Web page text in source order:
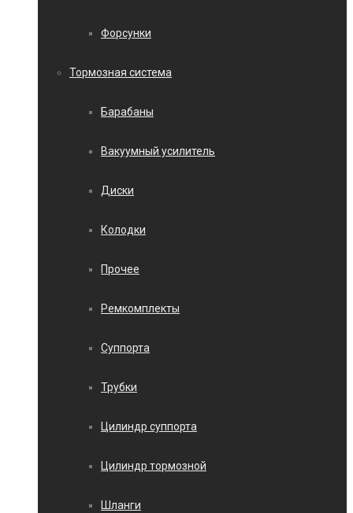
Форсунки
Тормозная система
Барабаны
Вакуумный усилитель
Диски
Колодки
Прочее
Ремкомплекты
Суппорта
Трубки
Цилиндр суппорта
Цилиндр тормозной
Шланги